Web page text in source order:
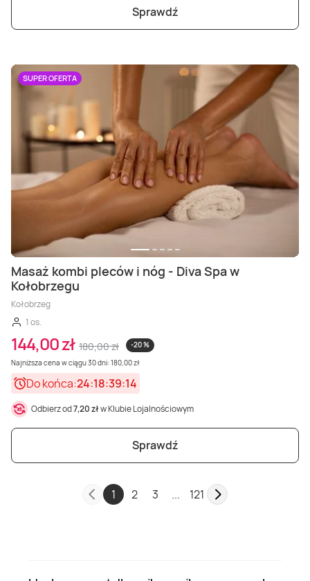
Sprawdź
SUPER OFERTA
Masaż kombi pleców i nóg - Diva Spa w
Kołobrzegu
Kołobrzeg
1 os.
144,00 zł 180,00 zł
-20 %
Najniższa cena w ciągu 30 dni: 180,00 zł
Do końca:24:18:39:12
Odbierz od7,20 złw Klubie Lojalnościowym
Sprawdź
1 2 3 ... 121